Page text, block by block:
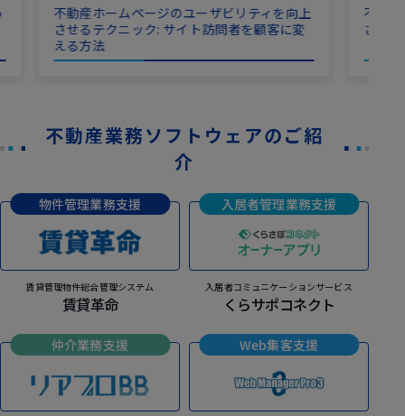
不動産ホームページのユーザビリティを向上
させるテクニック: サイト訪問者を顧客に変
える方法
不動
さえ
不動産業務ソフトウェアのご紹
介
物件管理業務支援
賃貸管理物件総合管理システム
賃貸革命
入居者管理業務支援
入居者コミュニケーションサービス
くらサポコネクト
仲介業務支援 Web集客支援